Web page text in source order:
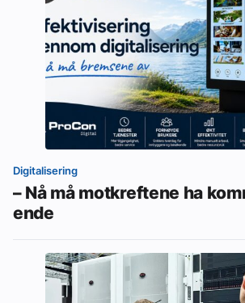
Digitalisering
– Nå må motkreftene ha
ende